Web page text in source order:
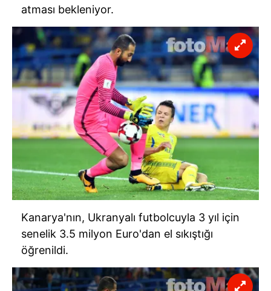
atması bekleniyor.
Kanarya'nın, Ukranyalı futbolcuyla 3 yıl için
senelik 3.5 milyon Euro'dan el sıkıştığı
öğrenildi.